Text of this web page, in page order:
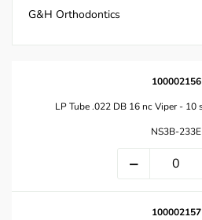
G&H Orthodontics
100002156
LP Tube .022 DB 16 nc Viper - 10
NS3B-233E
100002157